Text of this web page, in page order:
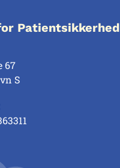
Patientsikkerhed
67
S